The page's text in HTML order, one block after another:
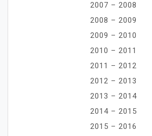
2007 – 2008
2008 – 2009
2009 – 2010
2010 – 2011
2011 – 2012
2012 – 2013
2013 – 2014
2014 – 2015
2015 – 2016